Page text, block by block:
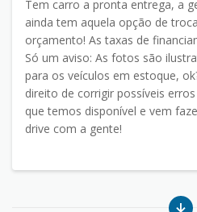
Tem carro a pronta entrega, a
ainda tem aquela opção de
orçamento! As taxas de
Só um aviso: As fotos são
para os veículos em estoque,
direito de corrigir possíveis
que temos disponível e vem
drive com a gente!